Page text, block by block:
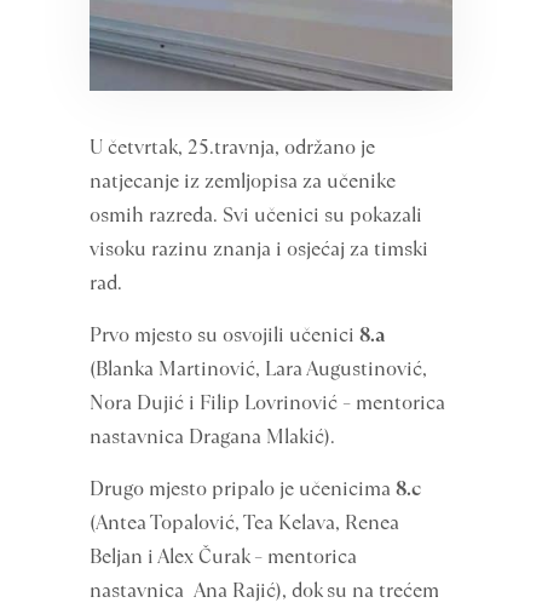
U četvrtak, 25.travnja, održano je
natjecanje iz zemljopisa za učenike
osmih razreda. Svi učenici su pokazali
visoku razinu znanja i osjećaj za timski
rad.
Prvo mjesto su osvojili učenici 8.a
(Blanka Martinović, Lara Augustinović,
Nora Dujić i Filip Lovrinović – mentorica
nastavnica Dragana Mlakić).
Drugo mjesto pripalo je učenicima 8.c
(Antea Topalović, Tea Kelava, Renea
Beljan i Alex Čurak – mentorica
nastavnica Ana Rajić), dok su na trećem